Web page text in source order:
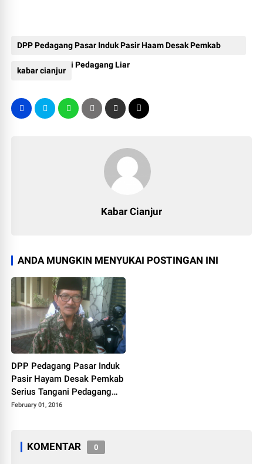
DPP Pedagang Pasar Induk Pasir Haam Desak Pemkab
Serius Tangani Pedagang Liar
kabar cianjur
Kabar Cianjur
ANDA MUNGKIN MENYUKAI POSTINGAN INI
DPP Pedagang Pasar Induk
Pasir Hayam Desak Pemkab
Serius Tangani Pedagang
Liar
February 01, 2016
KOMENTAR 0